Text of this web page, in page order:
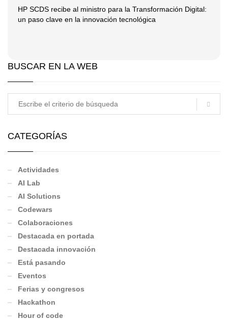
HP SCDS recibe al ministro para la Transformación Digital:
un paso clave en la innovación tecnológica
BUSCAR EN LA WEB
CATEGORÍAS
Actividades
AI Lab
AI Solutions
Codewars
Colaboraciones
Destacada en portada
Destacada innovación
Está pasando
Eventos
Ferias y congresos
Hackathon
Hour of code